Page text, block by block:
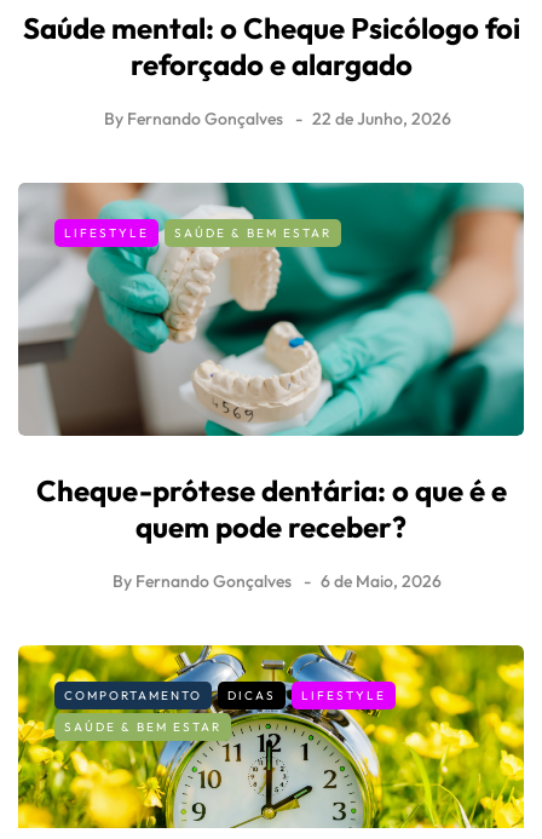
Saúde mental: o Cheque Psicólogo foi
reforçado e alargado
By Fernando Gonçalves 22 de Junho, 2026
LIFESTYLE SAÚDE & BEM ESTAR
Cheque-prótese dentária: o que é e
quem pode receber?
By Fernando Gonçalves 6 de Maio, 2026
COMPORTAMENTO DICAS
LIFESTYLE
SAÚDE & BEM ESTAR